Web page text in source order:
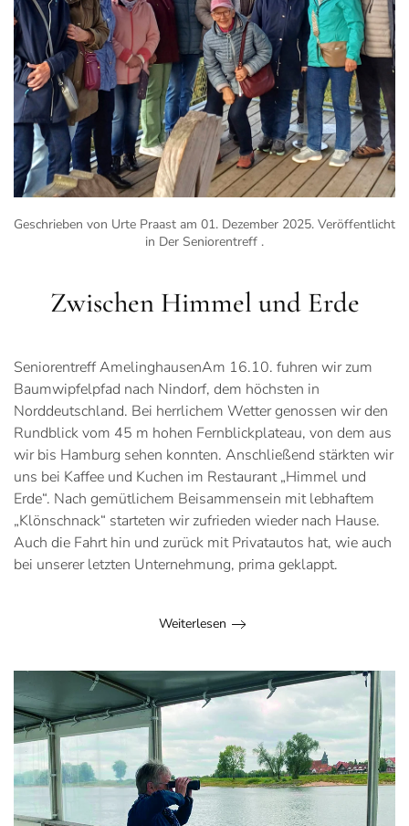
Geschrieben von Urte Praast am 01. Dezember 2025. Veröffentlicht
in Der Seniorentreff .
Zwischen Himmel und Erde
Seniorentreff AmelinghausenAm 16.10. fuhren wir zum
Baumwipfelpfad nach Nindorf, dem höchsten in
Norddeutschland. Bei herrlichem Wetter genossen wir den
Rundblick vom 45 m hohen Fernblick­plateau, von dem aus
wir bis Hamburg sehen konnten. Anschließend stärkten wir
uns bei Kaffee und Kuchen im Restaurant „Himmel und
Erde“. Nach gemütlichem Beisammensein mit lebhaftem
„Klönschnack“ starteten wir zufrieden wieder nach Hause.
Auch die Fahrt hin und zurück mit Privatautos hat, wie auch
bei unserer letzten Unternehmung, prima geklappt.
Weiterlesen